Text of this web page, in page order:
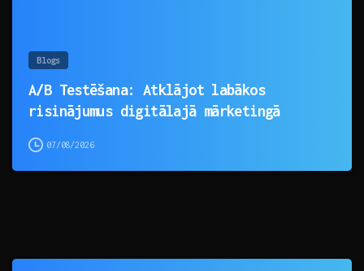
Blogs
A/B Testēšana: Atklājot labākos
risinājumus digitālajā mārketingā
07/08/2026